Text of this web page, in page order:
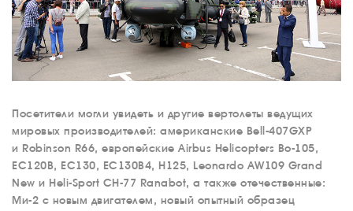
Посетители могли увидеть и другие вертолеты ведущих
мировых производителей: американские Bell-407GXP
и Robinson R66, европейские Airbus Helicopters Bo-105,
EC120B, EC130, EC130B4, H125, Leonardo AW109 Grand
New и Heli-Sport CH-77 Ranabot, а также отечественные:
Ми-2 с новым двигателем, новый опытный образец